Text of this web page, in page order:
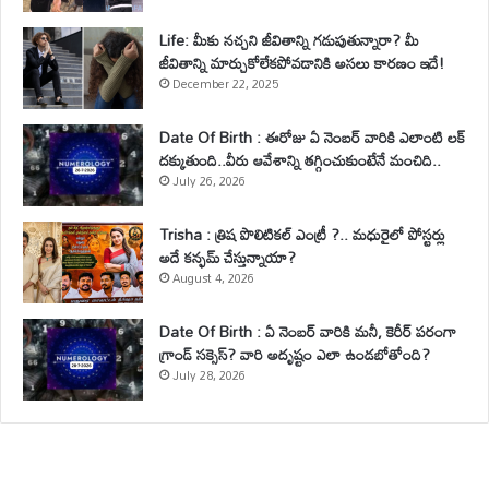
Life: మీకు నచ్చని జీవితాన్ని గడుపుతున్నారా? మీ
జీవితాన్ని మార్చుకోలేకపోవడానికి అసలు కారణం ఇదే!
December 22, 2025
Date Of Birth : ఈరోజు ఏ నెంబర్ వారికి ఎలాంటి లక్
దక్కుతుంది..వీరు ఆవేశాన్ని తగ్గించుకుంటేనే మంచిది..
July 26, 2026
Trisha : త్రిష పొలిటికల్ ఎంట్రీ ?.. మధురైలో పోస్టర్లు
అదే కన్ఫమ్ చేస్తున్నాయా?
August 4, 2026
Date Of Birth : ఏ నెంబర్ వారికి మనీ, కెరీర్ పరంగా
గ్రాండ్ సక్సెస్? వారి అదృష్టం ఎలా ఉండబోతోంది?
July 28, 2026